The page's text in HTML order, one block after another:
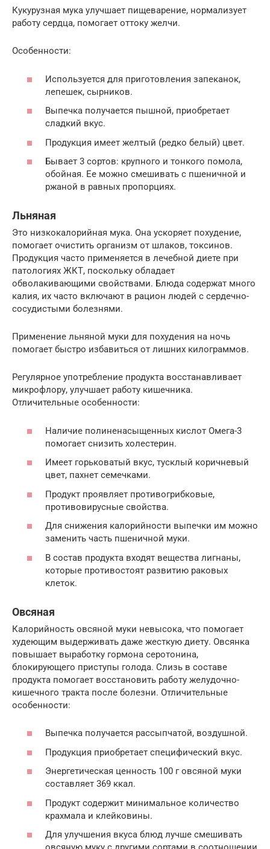
Кукурузная мука улучшает пищеварение, нормализует
работу сердца, помогает оттоку желчи.
Особенности:
Используется для приготовления запеканок,
лепешек, сырников.
Выпечка получается пышной, приобретает
сладкий вкус.
Продукция имеет желтый (редко белый) цвет.
Бывает 3 сортов: крупного и тонкого помола,
обойная. Ее можно смешивать с пшеничной и
ржаной в равных пропорциях.
Льняная
Это низкокалорийная мука. Она ускоряет похудение,
помогает очистить организм от шлаков, токсинов.
Продукция часто применяется в лечебной диете при
патологиях ЖКТ, поскольку обладает
обволакивающими свойствами. Блюда содержат много
калия, их часто включают в рацион людей с сердечно-
сосудистыми болезнями.
Применение льняной муки для похудения на ночь
помогает быстро избавиться от лишних килограммов.
Регулярное употребление продукта восстанавливает
микрофлору, улучшает работу кишечника.
Отличительные особенности:
Наличие полиненасыщенных кислот Омега-3
помогает снизить холестерин.
Имеет горьковатый вкус, тусклый коричневый
цвет, пахнет семечками.
Продукт проявляет противогрибковые,
противовирусные свойства.
Для снижения калорийности выпечки им можно
заменить часть пшеничной муки.
В состав продукта входят вещества лигнаны,
которые противостоят развитию раковых
клеток.
Овсяная
Калорийность овсяной муки невысока, что помогает
худеющим выдерживать даже жесткую диету. Овсянка
повышает выработку гормона серотонина,
блокирующего приступы голода. Слизь в составе
продукта помогает восстановить работу желудочно-
кишечного тракта после болезни. Отличительные
особенности:
Выпечка получается рассыпчатой, воздушной.
Продукция приобретает специфический вкус.
Энергетическая ценность 100 г овсяной муки
составляет 369 ккал.
Продукт содержит минимальное количество
крахмала и клейковины.
Для улучшения вкуса блюд лучше смешивать